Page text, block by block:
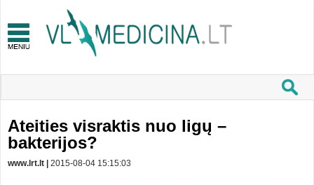
Ateities visraktis nuo ligų –
bakterijos?
www.lrt.lt | 2015-08-04 15:15:03